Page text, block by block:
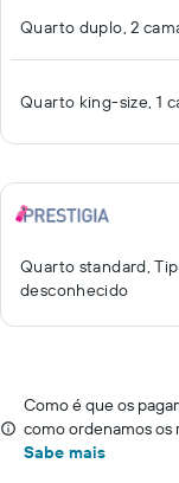
Quarto duplo, 2
Quarto king-size, 1
Quarto standard,
desconhecido
Como é que os
como ordenamos os
Sabe mais